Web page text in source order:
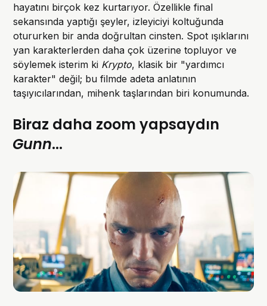
hayatını birçok kez kurtarıyor. Özellikle final
sekansında yaptığı şeyler, izleyiciyi koltuğunda
otururken bir anda doğrultan cinsten. Spot ışıklarını
yan karakterlerden daha çok üzerine topluyor ve
söylemek isterim ki Krypto, klasik bir "yardımcı
karakter" değil; bu filmde adeta anlatının
taşıyıcılarından, mihenk taşlarından biri konumunda.
Biraz daha zoom yapsaydın
Gunn...